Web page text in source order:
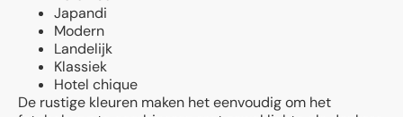
Japandi
Modern
Landelijk
Klassiek
Hotel chique
De rustige kleuren maken het eenvoudig om het